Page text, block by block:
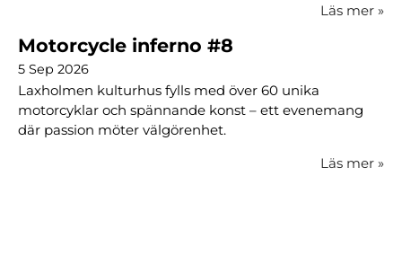
Läs mer »
Motorcycle inferno #8
5 Sep 2026
Laxholmen kulturhus fylls med över 60 unika
motorcyklar och spännande konst – ett evenemang
där passion möter välgörenhet.
Läs mer »